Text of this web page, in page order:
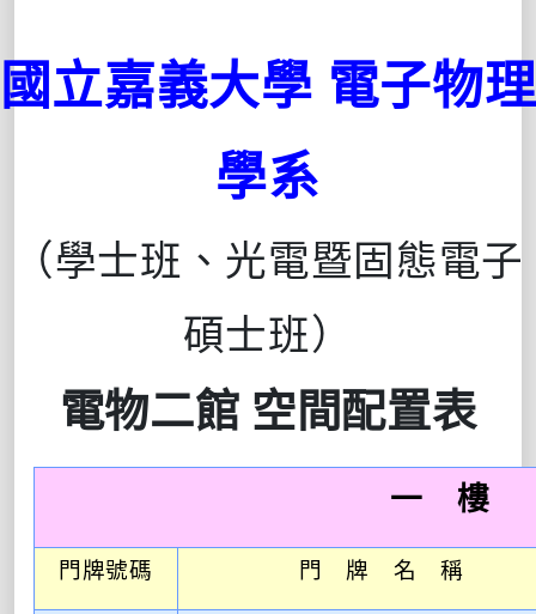
國立嘉義大學 電子物理
學系
（學士班、光電暨固態電子
碩士班）
電物二館 空間配置表
一 樓
門牌號碼 門 牌 名 稱